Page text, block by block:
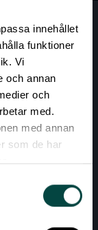
innehållet
funktioner
Vi
och annan
och
med.
med annan
som de har